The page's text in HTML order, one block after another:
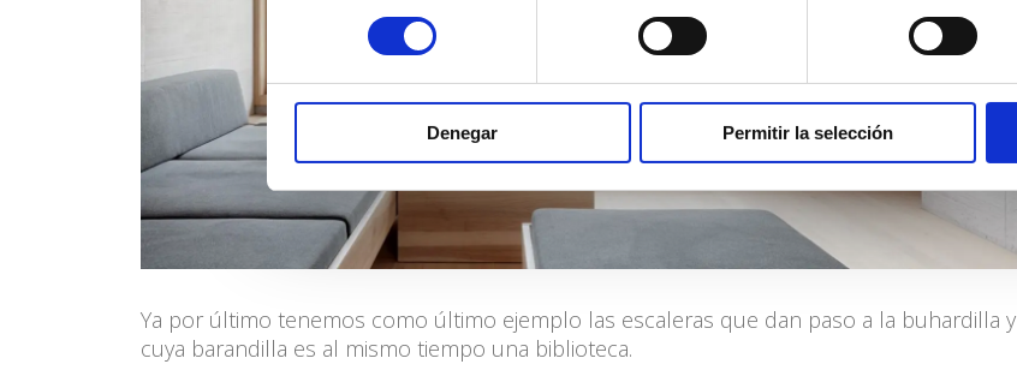
consentimiento
Denegar Permitir la selección
Ya por último tenemos como último ejemplo las escaleras que dan paso a la buhardilla y
cuya barandilla es al mismo tiempo una biblioteca.